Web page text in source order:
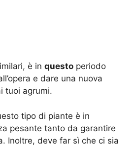
è in questo periodo
e dare una nuova
tuoi agrumi.
tipo di piante è in
pesante tanto da garantire
Inoltre, deve far sì che ci sia